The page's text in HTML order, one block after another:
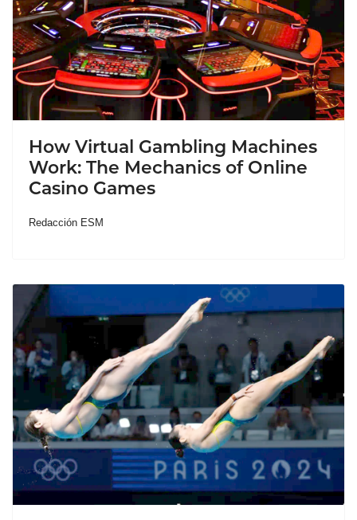
How Virtual Gambling Machines
Work: The Mechanics of Online
Casino Games
Redacción ESM